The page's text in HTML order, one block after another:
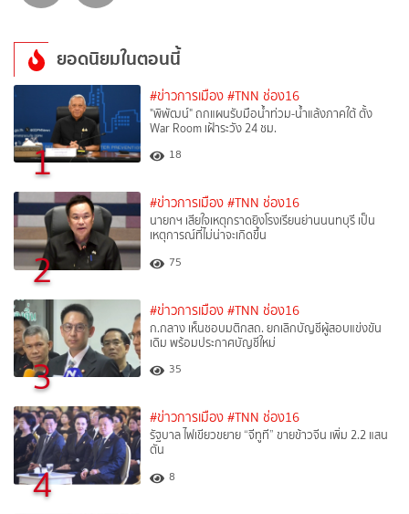
ยอดนิยมในตอนนี้
1
#ข่าวการเมือง #TNN ช่อง16
"พิพัฒน์" ถกแผนรับมือน้ำท่วม-น้ำแล้งภาคใต้ ตั้ง
War Room เฝ้าระวัง 24 ชม.
18
2
#ข่าวการเมือง #TNN ช่อง16
นายกฯ เสียใจเหตุกราดยิงโรงเรียนย่านนนทบุรี เป็น
เหตุการณ์ที่ไม่น่าจะเกิดขึ้น
75
3
#ข่าวการเมือง #TNN ช่อง16
ก.กลาง เห็นชอบมติกสถ. ยกเลิกบัญชีผู้สอบแข่งขัน
เดิม พร้อมประกาศบัญชีใหม่
35
4
#ข่าวการเมือง #TNN ช่อง16
รัฐบาล ไฟเขียวขยาย “จีทูที” ขายข้าวจีน เพิ่ม 2.2 แสน
ตัน
8